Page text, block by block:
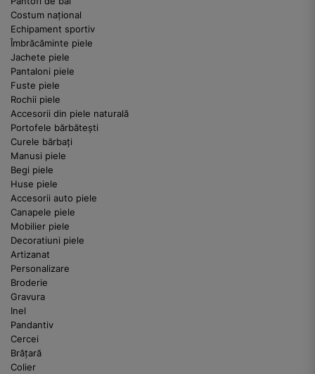
Costum național
Echipament sportiv
Îmbrăcăminte piele
Jachete piele
Pantaloni piele
Fuste piele
Rochii piele
Accesorii din piele naturală
Portofele bărbătești
Curele bărbați
Manusi piele
Begi piele
Huse piele
Accesorii auto piele
Canapele piele
Mobilier piele
Decoratiuni piele
Artizanat
Personalizare
Broderie
Gravura
Inel
Pandantiv
Cercei
Brățară
Colier